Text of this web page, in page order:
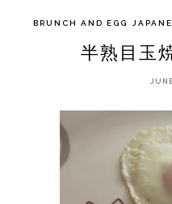
BRUNCH AND EGG
半熟目玉